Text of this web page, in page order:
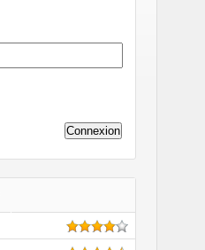
Connexion